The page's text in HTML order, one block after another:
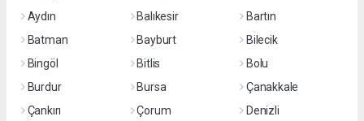
Aydın
Balıkesir
Bartın
Batman
Bayburt
Bilecik
Bingöl
Bitlis
Bolu
Burdur
Bursa
Çanakkale
Çankırı
Çorum
Denizli